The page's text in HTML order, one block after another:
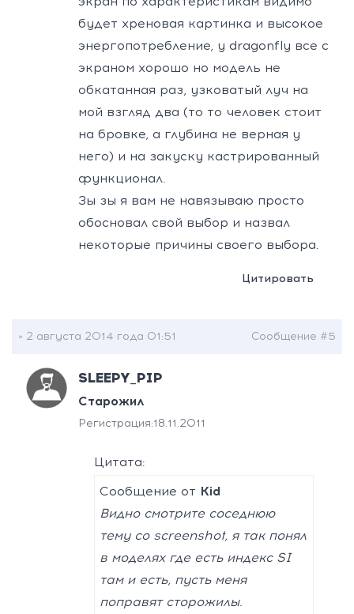
будет хреновая картинка и высокое
энергопотребление, у dragonfly все с
экраном хорошо но модель не
обкатанная раз, узковатый луч на
мой взгляд два (то то человек стоит
на бровке, а глубина не верная у
него) и на закуску кастрированный
функционал.
Зы зы я вам не навязываю просто
обосновал свой выбор и назвал
некоторые причины своего выбора.
Цитировать
» 2 августа 2014 года 01:51 Сообщение #5
SLEEPY_PIP
Старожил
Регистрация:18.11.2011
Цитата:
Сообщение от Kid
Видно смотрите соседнюю
тему со screenshot, я так понял
в моделях где есть индекс SI
там и есть, пусть меня
поправят сторожилы.